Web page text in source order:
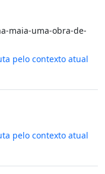
maia-uma-obra-de-
pelo contexto atual
pelo contexto atual